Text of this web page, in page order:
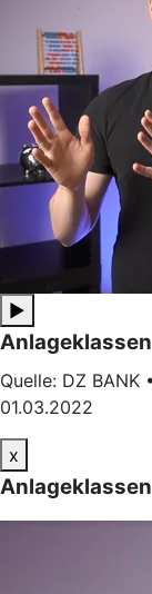
▶
Anlageklassen
Quelle: DZ
01.03.2022
x
Anlageklassen